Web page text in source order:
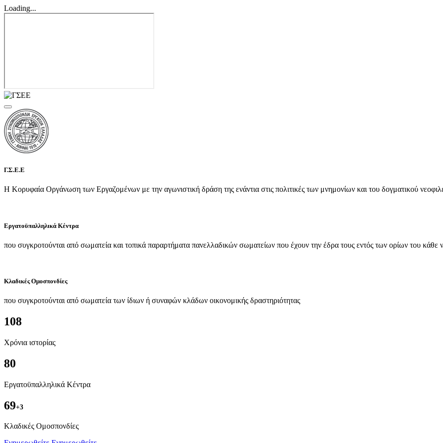
Loading...
Γ.Σ.Ε.Ε
Η Κορυφαία Οργάνωση των Εργαζομένων με την αγωνιστική δράση της ενάντια στις πολιτικές των μνημονίων και του δογματικού
Εργατοϋπαλληλικά Κέντρα
που συγκροτούνται από σωματεία και τοπικά παραρτήματα πανελλαδικών σωματείων που έχουν την έδρα τους εντός των ορίων του κάθε
Κλαδικές Ομοσπονδίες
που συγκροτούνται από σωματεία των ίδιων ή συναφών κλάδων οικονομικής δραστηριότητας
108
Χρόνια ιστορίας
80
Εργατοϋπαλληλικά Κέντρα
69+3
Kλαδικές Ομοσπονδίες